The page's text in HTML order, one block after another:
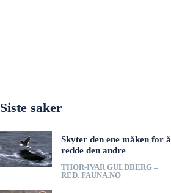
Siste saker
Skyter den ene måken for å
redde den andre
THOR-IVAR GULDBERG –
RED. FAUNA.NO